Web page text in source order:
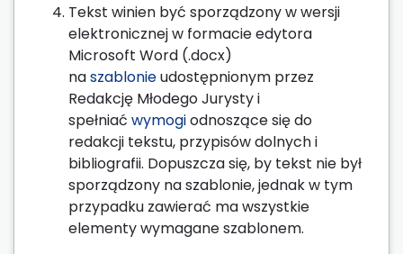
Tekst winien być sporządzony w wersji
elektronicznej w formacie edytora
Microsoft Word (.docx)
naszablonieudostępnionym przez
Redakcję Młodego Jurysty i
spełniać wymogiodnoszące się do
redakcji tekstu, przypisów dolnych i
bibliografii. Dopuszcza się, by tekst nie był
sporządzony na szablonie, jednak w tym
przypadku zawierać ma wszystkie
elementy wymagane szablonem.